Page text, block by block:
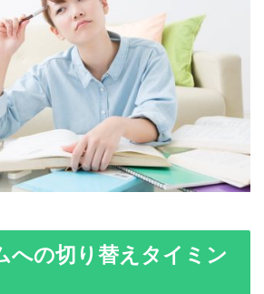
への切り替えタイミン